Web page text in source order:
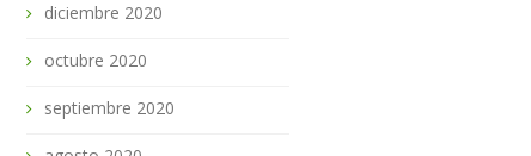
diciembre 2020
octubre 2020
septiembre 2020